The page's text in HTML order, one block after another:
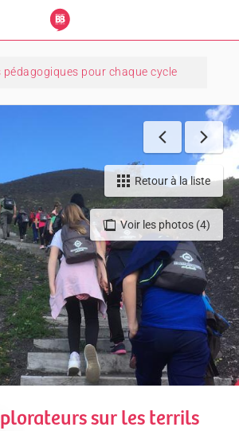
pédagogiques pour chaque cycle
Voir les photos (4)
Retour à la liste
sur les terrils